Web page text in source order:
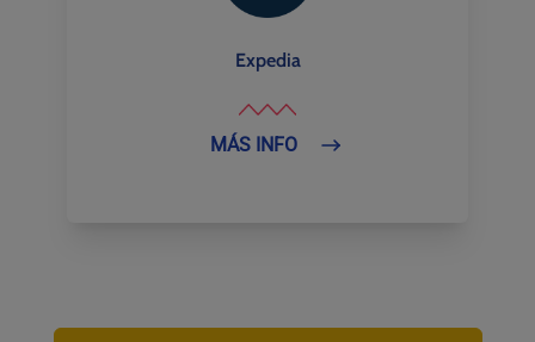
Expedia
MÁS INFO